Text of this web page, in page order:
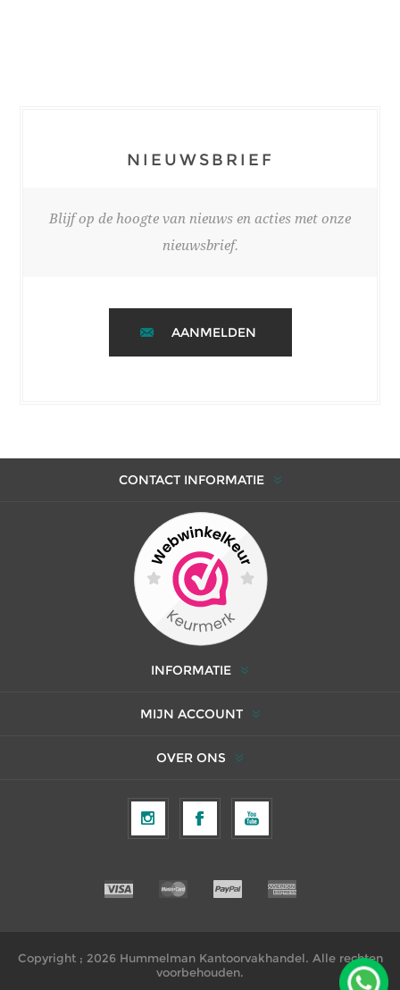
NIEUWSBRIEF
Blijf op de hoogte van nieuws en acties met onze
nieuwsbrief.
AANMELDEN
CONTACT INFORMATIE
INFORMATIE
MIJN ACCOUNT
OVER ONS
Copyright ; 2026 Hummelman Kantoorvakhandel. Alle rechten
voorbehouden.